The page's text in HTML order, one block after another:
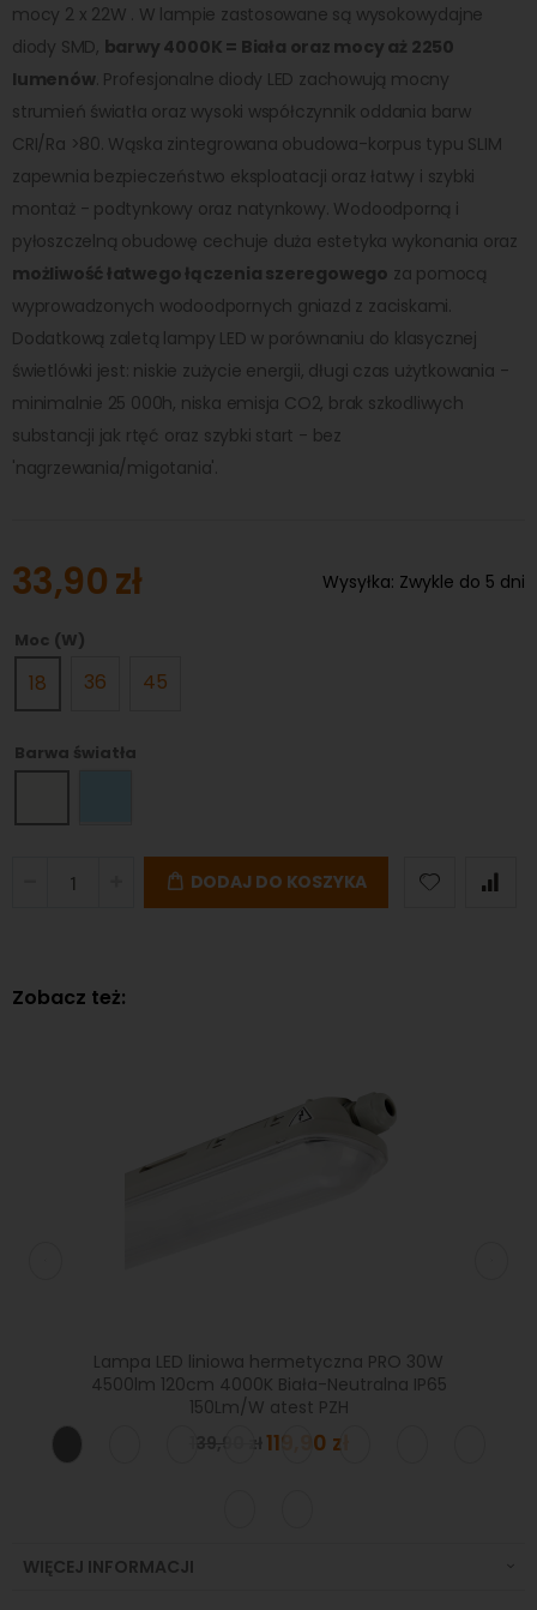
mocy 2 x 22W . W lampie zastosowane są wysokowydajne
diody SMD, barwy 4000K = Biała oraz mocy aż 2250
lumenów. Profesjonalne diody LED zachowują mocny
strumień światła oraz wysoki współczynnik oddania barw
CRI/Ra >80. Wąska zintegrowana obudowa-korpus typu SLIM
zapewnia bezpieczeństwo eksploatacji oraz łatwy i szybki
montaż - podtynkowy oraz natynkowy. Wodoodporną i
pyłoszczelną obudowę cechuje duża estetyka wykonania oraz
możliwość łatwego łączenia szeregowego za pomocą
wyprowadzonych wodoodpornych gniazd z zaciskami.
Dodatkową zaletą lampy LED w porównaniu do klasycznej
świetlówki jest: niskie zużycie energii, długi czas użytkowania -
minimalnie 25 000h, niska emisja CO2, brak szkodliwych
substancji jak rtęć oraz szybki start - bez
'nagrzewania/migotania'.
33,90 zł Wysyłka: Zwykle do 5 dni
Moc (W)
18 36 45
Barwa światła
DODAJ DO KOSZYKA
Zobacz też:
Lampa LED liniowa hermetyczna PRO 30W
4500lm 120cm 4000K Biała-Neutralna IP65
150Lm/W atest PZH
Special
Price
119,90 zł
WIĘCEJ INFORMACJI